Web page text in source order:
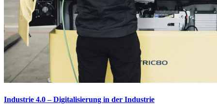
Industrie 4.0 – Digitalisierung in der Industrie